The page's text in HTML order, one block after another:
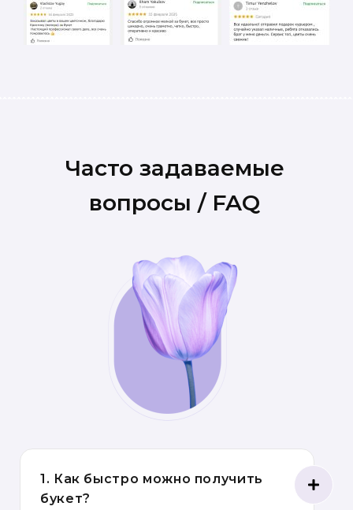
Часто задаваемые
вопросы / FAQ
1. Как быстро можно получить
букет?